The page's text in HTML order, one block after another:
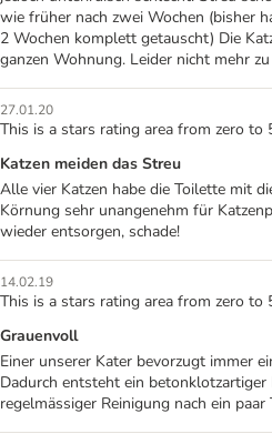
wie früher nach zwei Wochen (bisher
2 Wochen komplett getauscht) Die
ganzen Wohnung. Leider nicht mehr
27.01.20
This is a stars rating area from zero to
Katzen meiden das Streu
Alle vier Katzen habe die Toilette mit
Körnung sehr unangenehm für
wieder entsorgen, schade!
14.02.19
This is a stars rating area from zero to
Grauenvoll
Einer unserer Kater bevorzugt immer
Dadurch entsteht ein
regelmässiger Reinigung nach ein paar